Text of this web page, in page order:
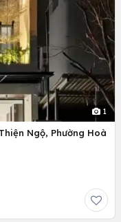
1
Ngộ, Phường Hoà